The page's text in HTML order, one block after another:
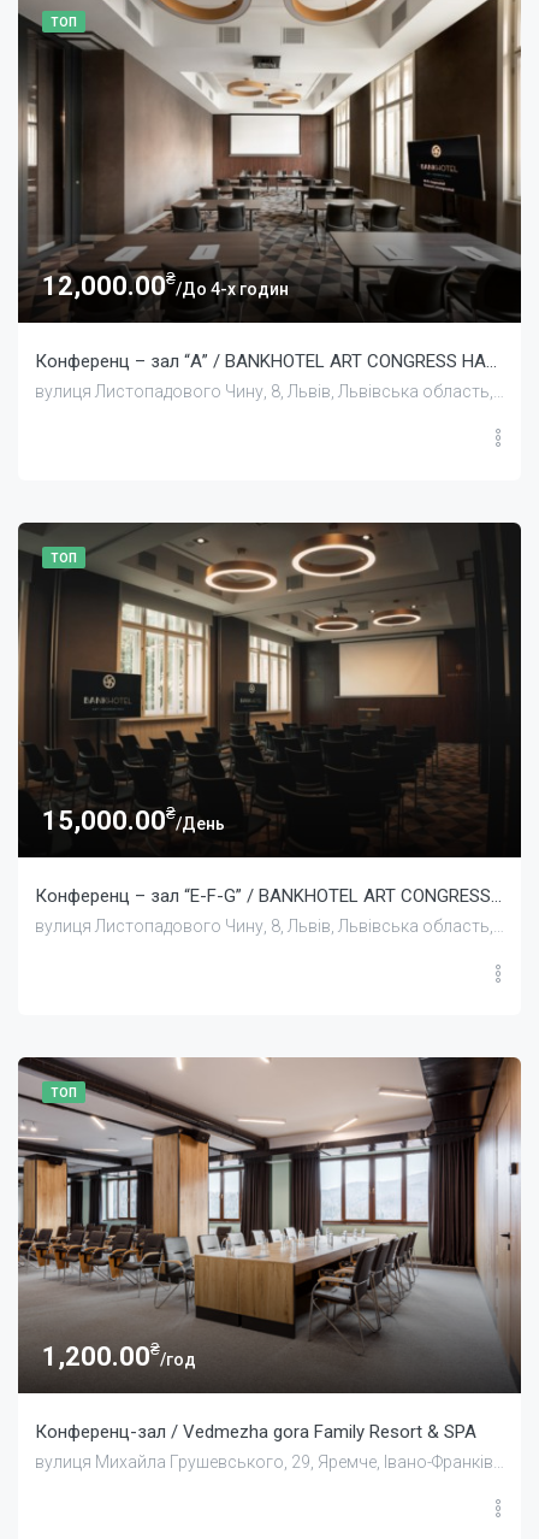
ТОП
12,000.00₴
/До 4-х годин
Конференц – зал “А” / BANKHOTEL ART CONGRESS HALL
ТОП
15,000.00₴
/День
Конференц – зал “E-F-G” / BANKHOTEL ART CONGRESS HALL
вулиця Листопадового Чину, 8, Львів, Львівська область, Україна
ТОП
1,200.00₴
/год
Конференц-зал / Vedmezha gora Family Resort & SPA